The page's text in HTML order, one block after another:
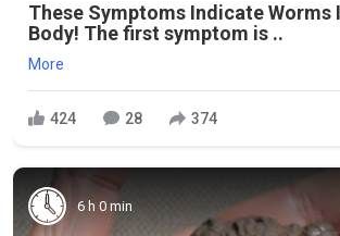
These Symptoms Indicate Worms
Body! The first symptom is ..
More
424 28 374
6 h 0 min